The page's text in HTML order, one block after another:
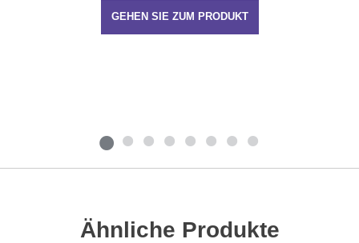
GEHEN SIE ZUM PRODUKT
Ähnliche Produkte